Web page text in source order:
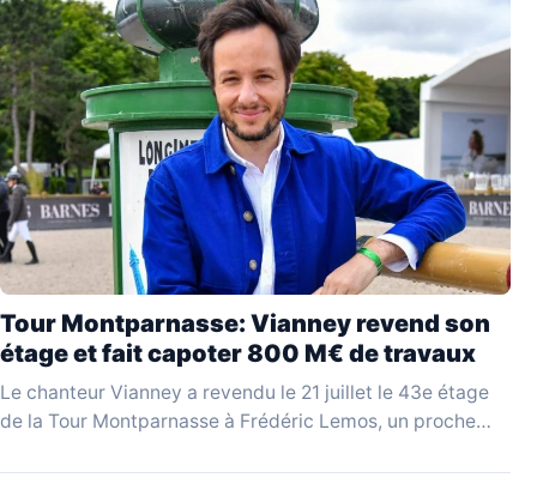
Tour Montparnasse: Vianney revend son
étage et fait capoter 800 M€ de travaux
Le chanteur Vianney a revendu le 21 juillet le 43e étage
de la Tour Montparnasse à Frédéric Lemos, un proche